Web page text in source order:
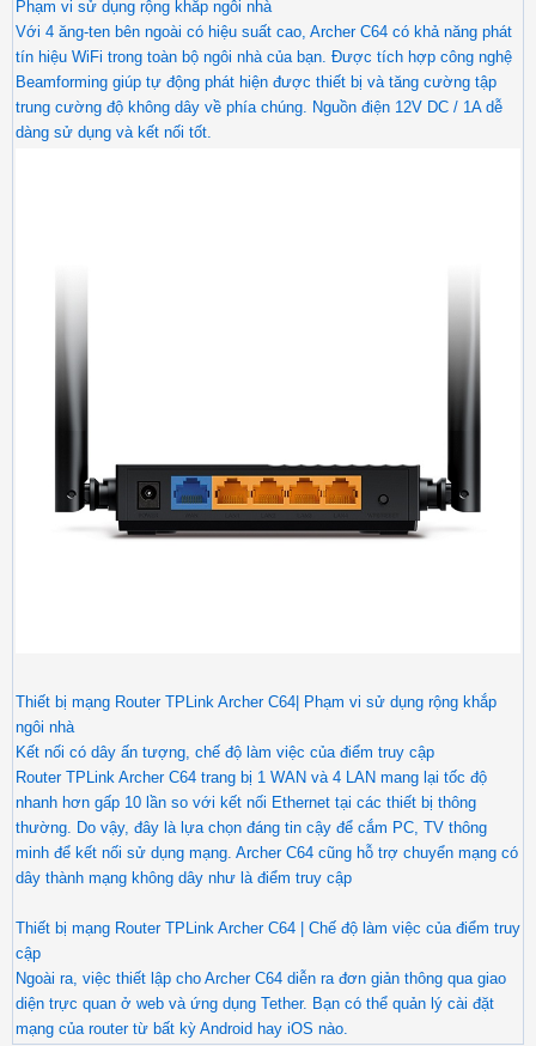
Phạm vi sử dụng rộng khắp ngôi nhà
Với 4 ăng-ten bên ngoài có hiệu suất cao, Archer C64 có khả năng phát
tín hiệu WiFi trong toàn bộ ngôi nhà của bạn. Được tích hợp công nghệ
Beamforming giúp tự động phát hiện được thiết bị và tăng cường tập
trung cường độ không dây về phía chúng. Nguồn điện 12V DC / 1A dễ
dàng sử dụng và kết nối tốt.
Thiết bị mạng Router TPLink Archer C64| Phạm vi sử dụng rộng khắp
ngôi nhà
Kết nối có dây ấn tượng, chế độ làm việc của điểm truy cập
Router TPLink Archer C64 trang bị 1 WAN và 4 LAN mang lại tốc độ
nhanh hơn gấp 10 lần so với kết nối Ethernet tại các thiết bị thông
thường. Do vậy, đây là lựa chọn đáng tin cậy để cắm PC, TV thông
minh để kết nối sử dụng mạng. Archer C64 cũng hỗ trợ chuyển mạng có
dây thành mạng không dây như là điểm truy cập
Thiết bị mạng Router TPLink Archer C64 | Chế độ làm việc của điểm truy
cập
Ngoài ra, việc thiết lập cho Archer C64 diễn ra đơn giản thông qua giao
diện trực quan ở web và ứng dụng Tether. Bạn có thể quản lý cài đặt
mạng của router từ bất kỳ Android hay iOS nào.